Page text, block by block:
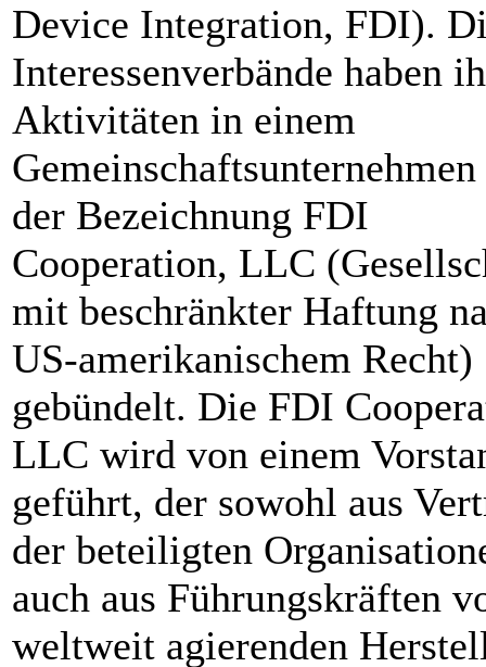
Device Integration, FDI).
Interessenverbände haben
Aktivitäten in einem
der Bezeichnung FDI
Cooperation, LLC
mit beschränkter Haftung
US-amerikanischem Recht)
gebündelt. Die FDI
LLC wird von einem
geführt, der sowohl aus
der beteiligten
auch aus Führungskräften
weltweit agierenden